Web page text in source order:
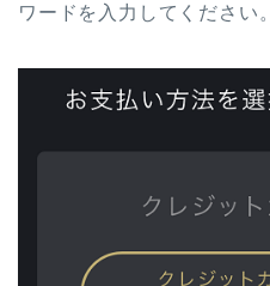
ワードを入力してください。